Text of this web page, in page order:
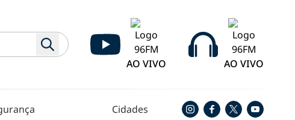
AO VIVO
AO VIVO
Cidades